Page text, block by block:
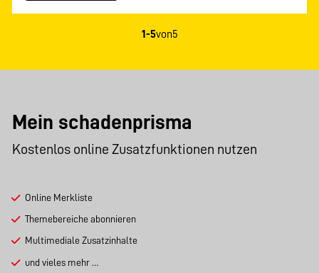
1-5von5
Mein schadenprisma
Kostenlos online Zusatzfunktionen nutzen
Online Merkliste
Themebereiche abonnieren
Multimediale Zusatzinhalte
und vieles mehr …